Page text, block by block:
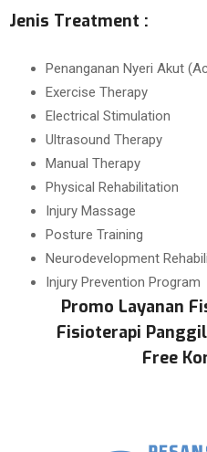
Jenis Treatment :
Penanganan Nyeri Akut
Exercise Therapy
Electrical Stimulation
Ultrasound Therapy
Manual Therapy
Physical Rehabilitation
Injury Massage
Posture Training
Neurodevelopment
Injury Prevention Program
Promo Layanan
Fisioterapi
Free